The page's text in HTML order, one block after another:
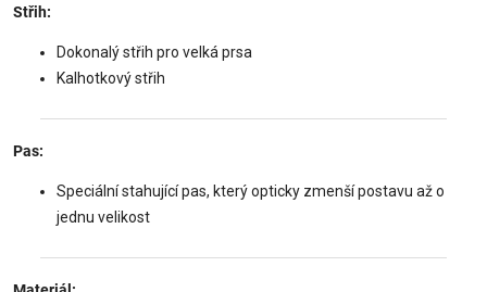
Střih:
Dokonalý střih pro velká prsa
Kalhotkový střih
Pas:
Speciální stahující pas, který opticky zmenší postavu až o
jednu velikost